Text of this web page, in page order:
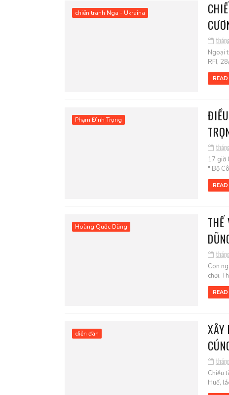
chiến tranh Nga - Ukraina
Ngoại
RFI,
READ
Phạm Đình Trọng
17 giờ
" Bộ
READ
Hoàng Quốc Dũng
THẾ
Con
chơi.
READ
diễn đàn
XÂY
Chiều
Huế,